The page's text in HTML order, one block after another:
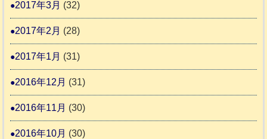
2017年3月 (32)
2017年2月 (28)
2017年1月 (31)
2016年12月 (31)
2016年11月 (30)
2016年10月 (30)